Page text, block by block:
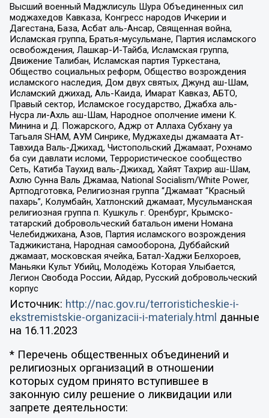
Высший военный Маджлисуль Шура Объединенных сил
моджахедов Кавказа, Конгресс народов Ичкерии и
Дагестана, База, Асбат аль-Ансар, Священная война,
Исламская группа, Братья-мусульмане, Партия исламского
освобождения, Лашкар-И-Тайба, Исламская группа,
Движение Талибан, Исламская партия Туркестана,
Общество социальных реформ, Общество возрождения
исламского наследия, Дом двух святых, Джунд аш-Шам,
Исламский джихад, Аль-Каида, Имарат Кавказ, АБТО,
Правый сектор, Исламское государство, Джабха аль-
Нусра ли-Ахль аш-Шам, Народное ополчение имени К.
Минина и Д. Пожарского, Аджр от Аллаха Субхану уа
Тагьаля SHAM, АУМ Синрике, Муджахеды джамаата Ат-
Тавхида Валь-Джихад, Чистопольский Джамаат, Рохнамо
ба суи давлати исломи, Террористическое сообщество
Сеть, Катиба Таухид валь-Джихад, Хайят Тахрир аш-Шам,
Ахлю Сунна Валь Джамаа, National Socialism/White Power,
Артподготовка, Религиозная группа “Джамаат “Красный
пахарь”, Колумбайн, Хатлонский джамаат, Мусульманская
религиозная группа п. Кушкуль г. Оренбург, Крымско-
татарский добровольческий батальон имени Номана
Челебиджихана, Азов, Партия исламского возрождения
Таджикистана, Народная самооборона, Дуббайский
джамаат, московская ячейка, Батал-Хаджи Белхороев,
Маньяки Культ Убийц, Молодёжь Которая Улыбается,
Легион Свобода России, Айдар, Русский добровольческий
корпус
Источник: http://nac.gov.ru/terroristicheskie-i-
ekstremistskie-organizacii-i-materialy.html данные
на 16.11.2023
* Перечень общественных объединений и
религиозных организаций в отношении
которых судом принято вступившее в
законную силу решение о ликвидации или
запрете деятельности: